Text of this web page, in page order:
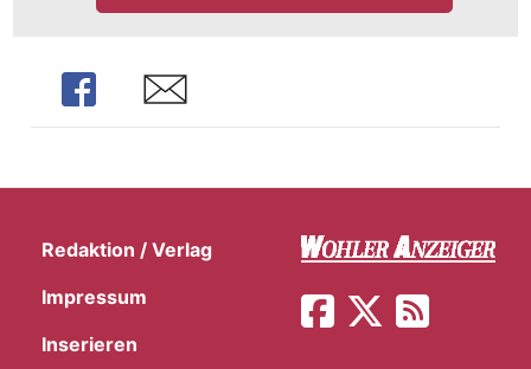
Share Share
Redaktion / Verlag
Impressum
Inserieren